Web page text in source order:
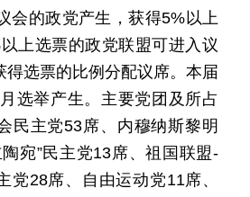
会的政党产生，获得5%以上
上选票的政党联盟可进入议
得选票的比例分配议席。本届
选举产生。主要党团及所占
民主党53席、内穆纳斯黎明
宛”民主党13席、祖国联盟-
党28席、自由运动党11席、